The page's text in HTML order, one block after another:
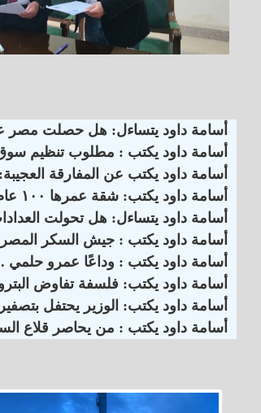
أسامة داود يتساءل: هل حصلت مصر على
أسامة داود يكتب : مطلوب تنظيم
أسامة داود يكتب عن المفارقة العجيبة: المخازن تمتلىء بالسكر المصري .. والواردات مستمرة ؟! ( 5 )
أسامة داود يكتب: شقة عمرها ١٠٠ عام.. من عداد مسبق الدفع إلى كودي بأعلى شريحة
أسامة داود يتساءل: هل تحولت العدادات الكودية الى جباية
أسامة داود يكتب : جيش السكر
أسامة داود يكتب : وداعًا عمرو حلمي
أسامة داود يكتب: فلسفة تفاوض
أسامة داود يكتب: الوزير يحتفل
أسامة داود يكتب : من يحاصر قلاع